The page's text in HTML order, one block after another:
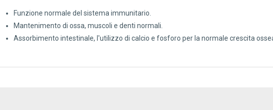
Funzione normale del sistema immunitario.
Mantenimento di ossa, muscoli e denti normali.
Assorbimento intestinale, l'utilizzo di calcio e fosforo per la normale crescita